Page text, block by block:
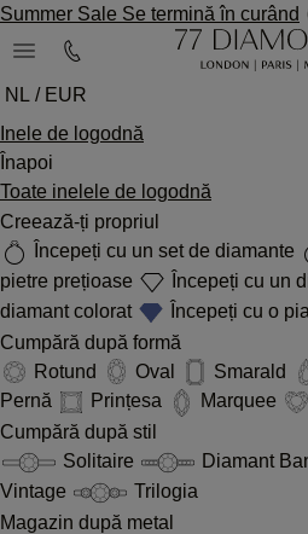
Summer Sale Se termină în curând
NL / EUR
Inele de logodnă
Înapoi
Toate inelele de logodnă
Creează-ți propriul
Începeți cu un set de diamante
pietre prețioase
Începeți cu un
diamant colorat
Începeți cu o
Cumpără după formă
Rotund
Oval Smarald
Pernă
Prințesa Marquee
Cumpără după stil
Solitaire
Diamant
Vintage
Trilogia
Magazin după metal